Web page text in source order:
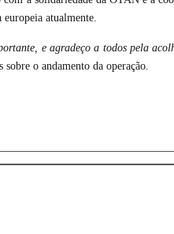
europeia atualmente.
e agradeço a todos pela
o andamento da operação.